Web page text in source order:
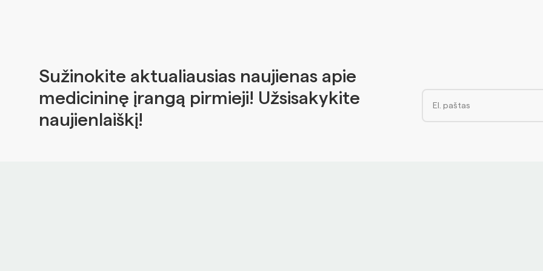
Sužinokite aktualiausias naujienas apie
medicininę įrangą pirmieji! Užsisakykite
naujienlaiškį!